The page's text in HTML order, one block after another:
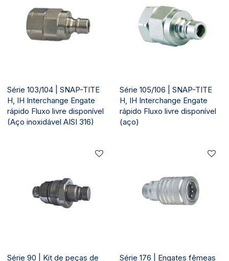
Série 103/104 | SNAP-TITE
H, IH Interchange Engate
rápido Fluxo livre disponível
(Aço inoxidável AISI 316)
Série 105/106 | SNAP-TITE
H, IH Interchange Engate
rápido Fluxo livre disponível
(aço)
Série 90 | Kit de peças de Série 176 | Engates fêmeas